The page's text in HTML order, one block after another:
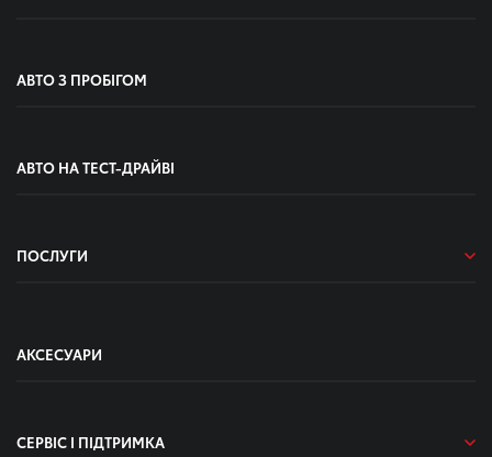
АВТО З ПРОБІГОМ
АВТО НА ТЕСТ-ДРАЙВІ
ПОСЛУГИ
АКСЕСУАРИ
СЕРВІС І ПІДТРИМКА